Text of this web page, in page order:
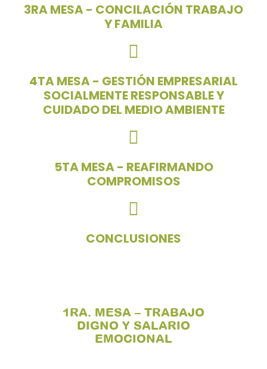
3RA MESA - CONCILACIÓN TRABAJO
Y FAMILIA
4TA MESA - GESTIÓN EMPRESARIAL
SOCIALMENTE RESPONSABLE Y
CUIDADO DEL MEDIO AMBIENTE
5TA MESA - REAFIRMANDO
COMPROMISOS
CONCLUSIONES
1RA. MESA – TRABAJO
DIGNO Y SALARIO
EMOCIONAL